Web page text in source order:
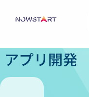
アプリ開発